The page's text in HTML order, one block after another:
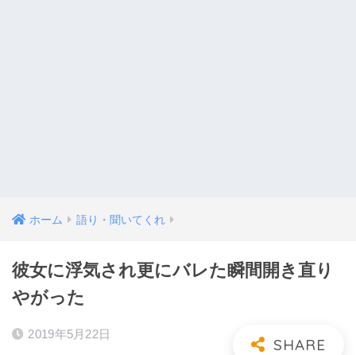
ホーム 語り・聞いてくれ
彼女に浮気され更にバレた瞬間開き直り
やがった
2019年5月22日